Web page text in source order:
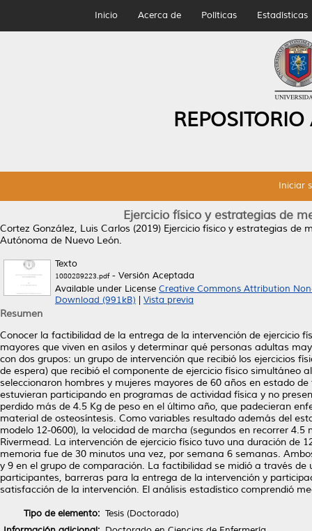
Inicio Acerca de Políticas Estadísticas
Iniciar
Ejercicio físico y estrategias de
Cortez González, Luis Carlos (2019) Ejercicio físico y estrategias de
Autónoma de Nuevo León.
Texto
1080289223.pdf- Versión Aceptada
Available under License Creative Commons Attribution
Download (991kB)
Vista previa
Resumen
Conocer la factibilidad de la entrega de la intervención de ejercicio
mayores que viven en asilos y determinar qué personas adultas
con dos grupos: un grupo de intervención que recibió los ejercicios
de espera) que recibió el componente de ejercicio físico
seleccionaron hombres y mujeres mayores de 60 años en estado
estuvieran participando en programas de actividad física y no
perdido más de 4.5 Kg de peso en el último año, que padecieran
material de osteosíntesis. Como variables resultado además del
modelo 12-0600), la velocidad de marcha (segundos en recorrer
Rivermead. La intervención de ejercicio físico tuvo una duración
memoria fue de 30 minutos una vez, por semana 6 semanas.
y 9 en el grupo de comparación. La factibilidad se midió a través
participantes, barreras para la entrega de la intervención y
satisfacción de la intervención. El análisis estadístico comprendió
Tipo de elemento: Tesis (Doctorado)